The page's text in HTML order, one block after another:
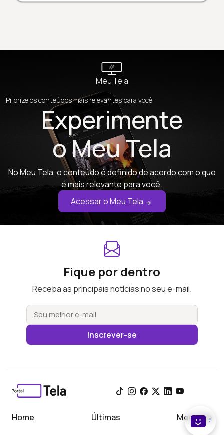
Meu Tela
Priorize os conteúdos mais relevantes para você
Experimente
o Meu Tela
No Meu Tela, o conteúdo é definido de acordo com o que
é mais relevante para você.
Acessar o Meu Tela
Fique por dentro
Receba as principais notícias no seu e-mail.
Inscrever-se
Home Últimas Meu Tela